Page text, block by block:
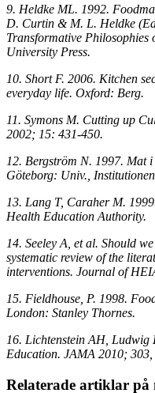
9. Heldke ML. 1992.
D. Curtin & M. L. Heldke
Transformative
University Press.
10. Short F. 2006. Kitchen
everyday life. Oxford: Berg.
11. Symons M. Cutting up
2002; 15: 431-450.
12. Bergström N. 1997. Mat
Göteborg: Univ.,
13. Lang T, Caraher M.
Health Education Authority.
14. Seeley A, et al. Should
systematic review of the
interventions. Journal of
15. Fieldhouse, P. 1998.
London: Stanley Thornes.
16. Lichtenstein AH,
Education. JAMA 2010; 303,
Relaterade artiklar på